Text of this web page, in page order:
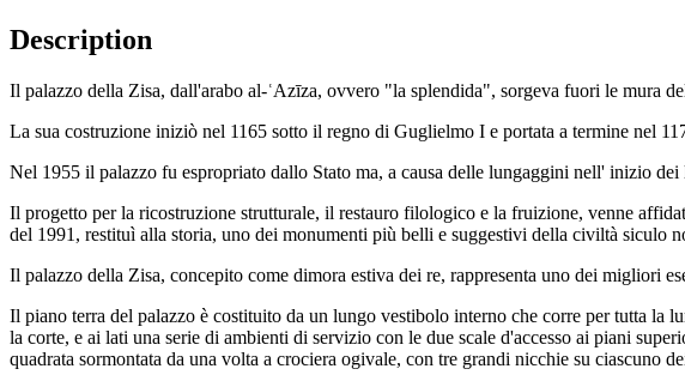
Description
Il palazzo della Zisa, dall'arabo al-ʿAzīza, ovvero "la splendida", sorgeva fuori le mura
La sua costruzione iniziò nel 1165 sotto il regno di Guglielmo I e portata a termine nel
Nel 1955 il palazzo fu espropriato dallo Stato ma, a causa delle lungaggini nell' inizio
Il progetto per la ricostruzione strutturale, il restauro filologico e la fruizione, venne
del 1991, restituì alla storia, uno dei monumenti più belli e suggestivi della civiltà siculo
Il palazzo della Zisa, concepito come dimora estiva dei re, rappresenta uno dei migliori
Il piano terra del palazzo è costituito da un lungo vestibolo interno che corre per tutta la
la corte, e ai lati una serie di ambienti di servizio con le due scale d'accesso ai piani
quadrata sormontata da una volta a crociera ogivale, con tre grandi nicchie su ciascuno